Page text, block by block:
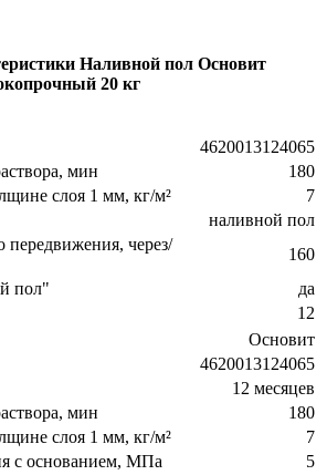
Наливной пол Основит
20 кг
4620013124065
мин
180
слоя 1 мм, кг/м²
7
наливной пол
через/
160
пол"
да
12
Основит
4620013124065
12 месяцев
мин
180
слоя 1 мм, кг/м²
7
с основанием, МПа
5